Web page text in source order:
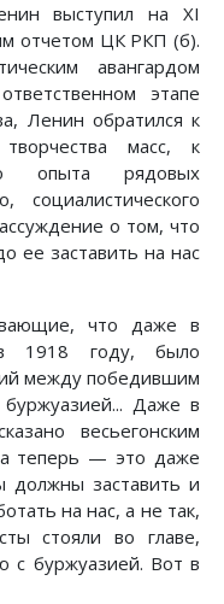
выступил на XI
отчетом ЦК РКП (б).
авангардом
этапе
Ленин обратился к
масс, к
опыта рядовых
социалистического
о том, что
ее заставить на нас
что даже в
1918 году, было
между победившим
Даже в
весьегонским
теперь — это даже
заставить и
на нас, а не так,
стояли во главе,
с буржуазией. Вот в